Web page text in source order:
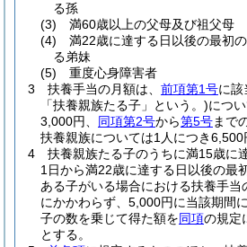
る孫
(3)
満60歳以上の父母及び祖父母
(4)
満22歳に達する日以後の最初
る弟妹
(5)
重度心身障害者
3
扶養手当の月額は、 前項第1号に該
「扶養親族たる子」という。)につ
3,000円、 同項第2号から第5号まで
扶養親族については1人につき6,500
4
扶養親族たる子のうちに満15歳に
1日から満22歳に達する日以後の最
ある子がいる場合における扶養手当
にかかわらず、5,000円に当該期間
子の数を乗じて得た額を同項の規定
とする。